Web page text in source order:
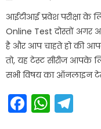
आईटीआई प्रवेश परीक्षा के
Online Test दोस्तों अगर
है और आप चाहते हो की
तो, यह टेस्ट सीरीज आपके
सभी विषय का ऑनलाइन